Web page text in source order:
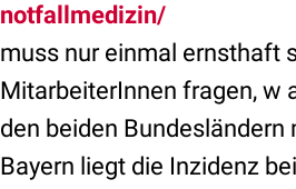
notfallmedizin/
muss nur einmal ernsthaft
MitarbeiterInnen fragen, w
den beiden
Bayern liegt die Inzidenz